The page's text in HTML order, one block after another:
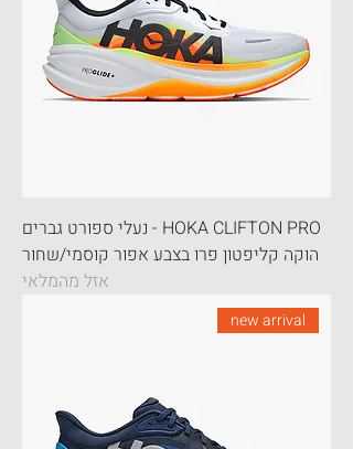
HOKA CLIFTON PRO - נעלי ספורט גברים
הוקה קליפטון פרו בצבע אפור קוסמי/שחור
אזל מהמלאי
new arrival